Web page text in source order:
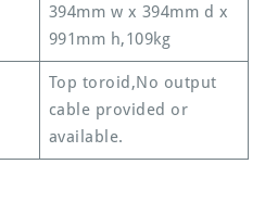
394mm w x 394mm d x
991mm h,109kg
Top toroid,No output
cable provided or
available.